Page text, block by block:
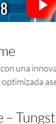
una
optimizada
–